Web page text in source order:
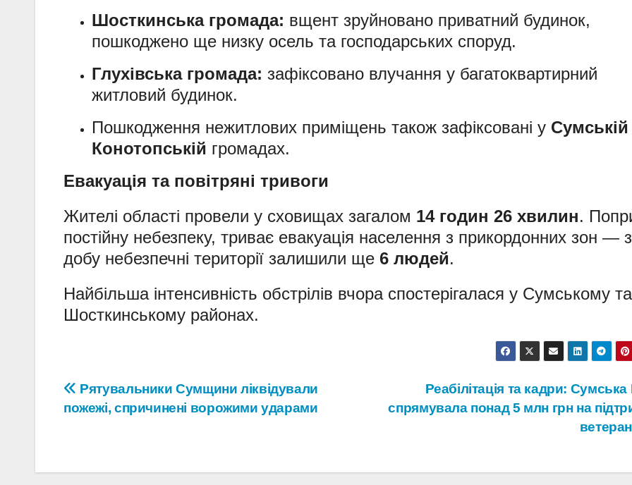
Шосткинська громада: вщент зруйновано приватний будинок,
пошкоджено ще низку осель та господарських споруд.
Глухівська громада: зафіксовано влучання у багатоквартирний
житловий будинок.
Пошкодження нежитлових приміщень також зафіксовані у Сумській
Конотопській громадах.
Евакуація та повітряні тривоги
Жителі області провели у сховищах загалом 14 годин 26 хвилин.
постійну небезпеку, триває евакуація населення з прикордонних зон —
добу небезпечні території залишили ще 6 людей.
Найбільша інтенсивність обстрілів вчора спостерігалася у Сумському та
Шосткинському районах.
Навігація
записів
Реабілітація та кадри:
спрямувала понад 5 млн грн на
Рятувальники Сумщини ліквідували
пожежі, спричинені ворожими ударами